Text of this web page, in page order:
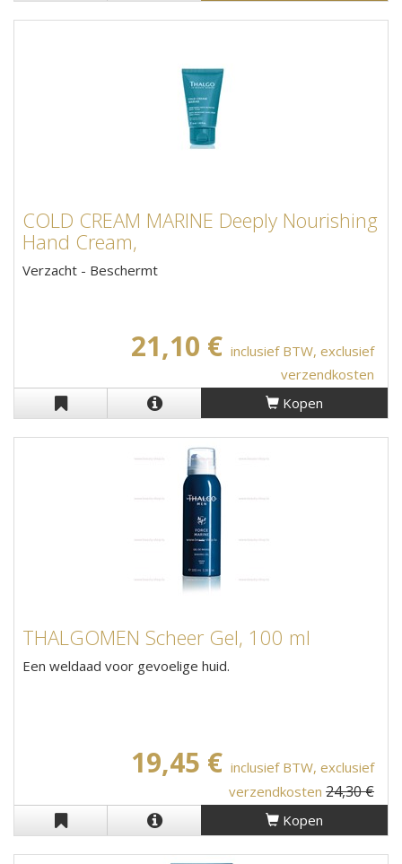
COLD CREAM MARINE Deeply Nourishing
Hand Cream,
Verzacht - Beschermt
21,10 € inclusief BTW, exclusief
verzendkosten
Kopen
THALGOMEN Scheer Gel, 100 ml
Een weldaad voor gevoelige huid.
19,45 € inclusief BTW, exclusief
verzendkosten 24,30 €
Kopen